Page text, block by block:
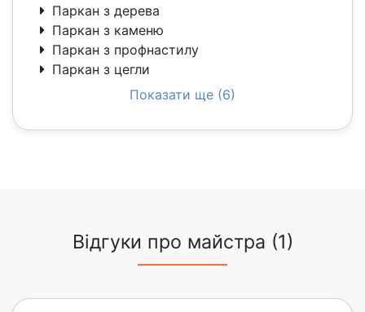
Паркан з дерева
Паркан з каменю
Паркан з профнастилу
Паркан з цегли
Показати ще (6)
Відгуки про майстра (1)